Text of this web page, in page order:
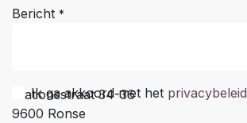
Stationsstraat 34-36
9600 Ronse
Bericht *
Ik ga akkoord met het privacybeleid